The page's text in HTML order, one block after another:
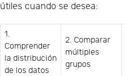
útiles cuando se desea:
1.
Comprender
la distribución
de los datos
2. Comparar
múltiples
grupos